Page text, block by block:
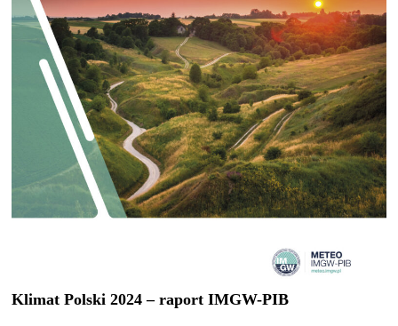
Klimat Polski 2024 – raport IMGW-PIB